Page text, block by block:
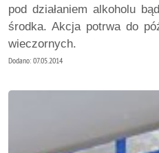
pod działaniem alkoholu
środka. Akcja potrwa do
wieczornych.
Dodano: 07.05.2014